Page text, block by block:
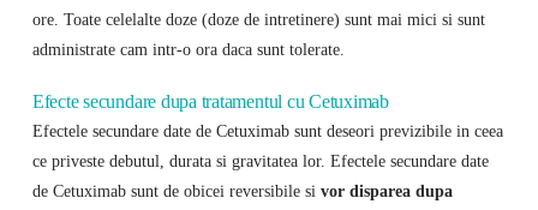
ore. Toate celelalte doze (doze de intretinere) sunt mai mici si sunt
administrate cam intr-o ora daca sunt tolerate.
Efecte secundare dupa tratamentul cu Cetuximab
Efectele secundare date de Cetuximab sunt deseori previzibile in ceea
ce priveste debutul, durata si gravitatea lor. Efectele secundare date
de Cetuximab sunt de obicei reversibile si vor disparea dupa